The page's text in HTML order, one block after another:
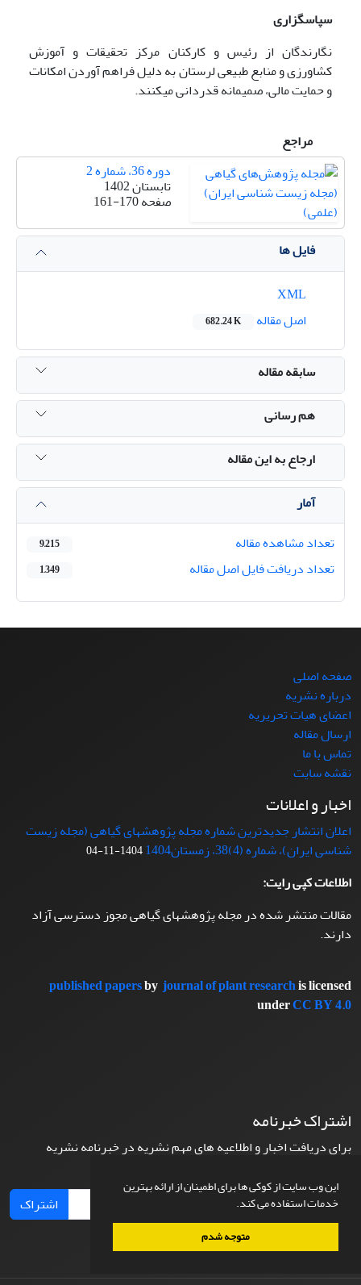
این وب سایت از کوکی ها برای اطمینان از ارائه بهترین
خدمات استفاده می کند.
متوجه شدم
سپاسگزاری
نگارندگان از رئیس و کارکنان مرکز تحقیقات و آموزش
کشاورزی و منابع طبیعی لرستان به دلیل فراهم آوردن امکانات
و حمایت مالی، صمیمانه قدردانی می­کنند.
مراجع
دوره 36، شماره 2
تابستان 1402
صفحه161-170
فایل ها
اصل مقاله
682.24 K
سابقه مقاله
هم رسانی
ارجاع به این مقاله
آمار
تعداد مشاهده مقاله
9,215
تعداد دریافت فایل اصل مقاله 1,349
صفحه اصلی
درباره نشریه
اعضای هیات تحریریه
ارسال مقاله
تماس با ما
نقشه سایت
اخبار و اعلانات
اعلان انتشار جدیدترین شماره مجله پژوهشهای گیاهی (مجله زیست
شناسی ایران)، شماره (4)38، زمستان1404
1404-11-04
اطلاعات کپی رایت:
مقالات منتشر شده در مجله پژوهشهای گیاهی مجوز دسترسی آزاد
دارند.
published papersbyjournal of plant researchis licensed
underCC BY 4.0
اشتراک خبرنامه
برای دریافت اخبار و اطلاعیه های مهم نشریه در خبرنامه نشریه
اشتراک